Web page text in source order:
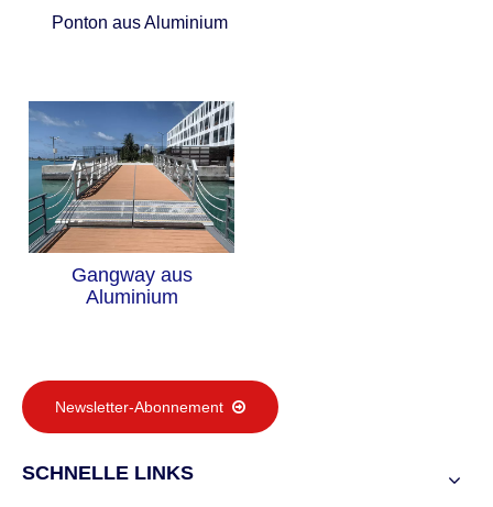
Ponton aus Aluminium
Gangway aus
Aluminium
Newsletter-Abonnement
SCHNELLE LINKS